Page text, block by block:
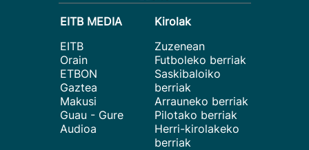
EITB MEDIA
EITB
Orain
ETBON
Gaztea
Makusi
Guau - Gure
Audioa
Kirolak
Zuzenean
Futboleko berriak
Saskibaloiko
berriak
Arrauneko berriak
Pilotako berriak
Herri-kirolakeko
berriak